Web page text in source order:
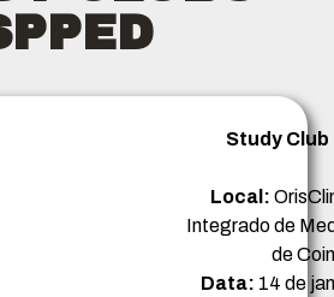
Study Club
Local:
Integrado de
de
Data: 14 de